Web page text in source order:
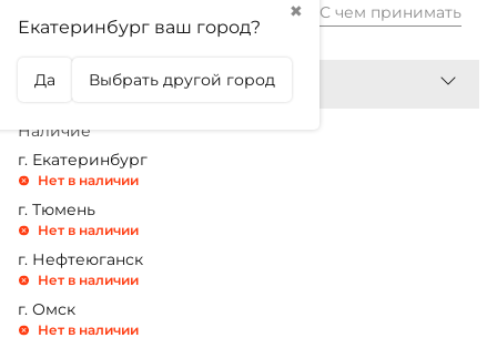
✖
Екатеринбург ваш город?
Да Выбрать другой город
3 350,99₽ С чем принимать
Наличие
г. Екатеринбург
Нет в наличии
г. Тюмень
Нет в наличии
г. Нефтеюганск
Нет в наличии
г. Омск
Нет в наличии